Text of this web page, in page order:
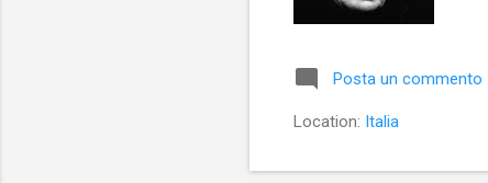
Posta un commento
Location: Italia